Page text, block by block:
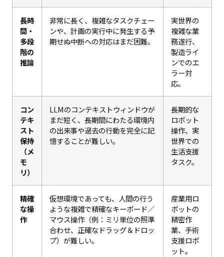
長時
間・
多段
階の
推論
非常に長く、複雑なタスクチェー
ンや、計画の実行中に発生する予
期せぬ中断への対応はまだ困難。
実世界の
複雑な業
務遂行、
製造ライ
ンでのエ
ラー対
応。
コン
テキ
スト
保持
（メ
モ
リ）
LLMのコンテキストウィンドウが
まだ短く、長期間にわたる環境内
の出来事や過去の行動を完全に記
憶することが難しい。
長期的な
ロボット
操作、実
世界での
生活支援
タスク。
精確
な操
作
仮想環境であっても、人間の行う
ような複雑で精確なキーボード／
マウス操作（例：ミリ単位の照準
合わせ、正確なドラッグ＆ドロッ
プ）が難しい。
産業用ロ
ボットの
精密作
業、手術
支援ロボ
ット。